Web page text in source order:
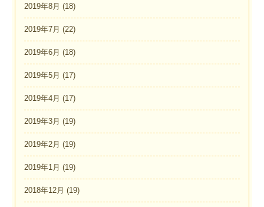
2019年8月 (18)
2019年7月 (22)
2019年6月 (18)
2019年5月 (17)
2019年4月 (17)
2019年3月 (19)
2019年2月 (19)
2019年1月 (19)
2018年12月 (19)